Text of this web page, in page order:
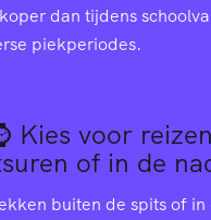
dan tijdens
piekperiodes.
Kies voor
of in de
buiten de spits of in